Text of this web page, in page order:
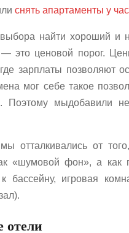
снять апартаменты у
найти хороший и
это ценовой порог.
зарплаты позволяют
мог себе такое
Поэтому мыдобавили
отталкивались от
«шумовой фон», а как
бассейну, игровая
отели